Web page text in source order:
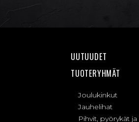
UUTUUDET
TUOTERYHMÄT
Joulukinkut
Jauhelihat
Pihvit, pyörykät